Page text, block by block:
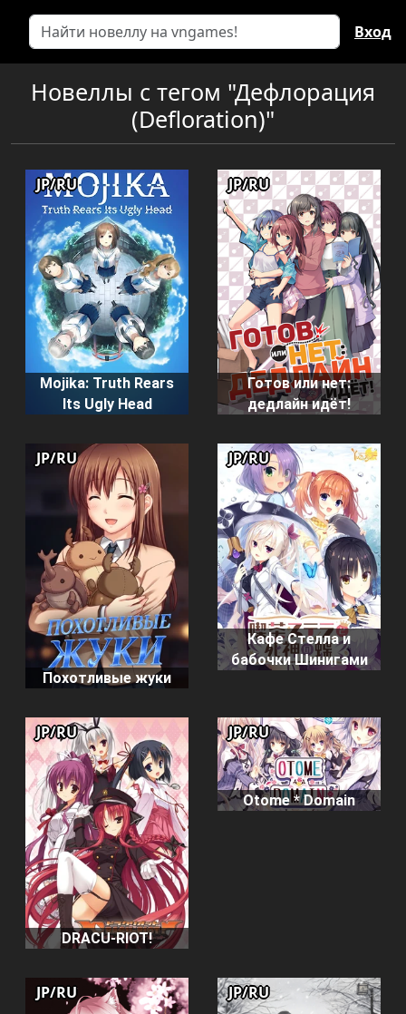
Вход
Новеллы с тегом "Дефлорация
(Defloration)"
Mojika: Truth Rears
Its Ugly Head
JP/RU
Готов или нет:
дедлайн идёт!
JP/RU
Похотливые жуки
JP/RU
Кафе Стелла и
бабочки Шинигами
JP/RU
DRACU-RIOT!
JP/RU
Otome * Domain
JP/RU
JP/RU JP/RU